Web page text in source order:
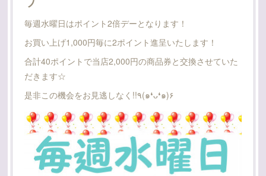
毎週水曜日はポイント2倍デーとなります！
お買い上げ1,000円毎に2ポイント進呈いたします！
合計40ポイントで当店2,000円の商品券と交換させていた
だきます☆
是非この機会をお見逃しなく!!٩(๑❛ᴗ❛๑)۶